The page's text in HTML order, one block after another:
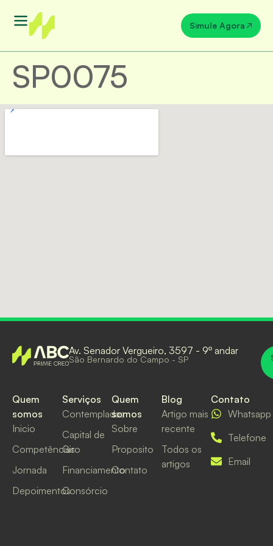
Simule Agora
SP0075
Av. Senador Vergueiro, 3597 - 9º andar
São Bernardo do Campo - SP
Quem
somos
Inicio
Competências
Jornada
Depoimentos
Serviços
Contempladas
Capital de
Giro
Financiamento
Consórcio
Quem
somos
Sobre
Proposito
Contato
Blog
Artigo mais
recente
Todos os
artigos
Contato
Whatsapp
Telefone
Email